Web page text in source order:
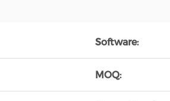
Software:
MOQ: